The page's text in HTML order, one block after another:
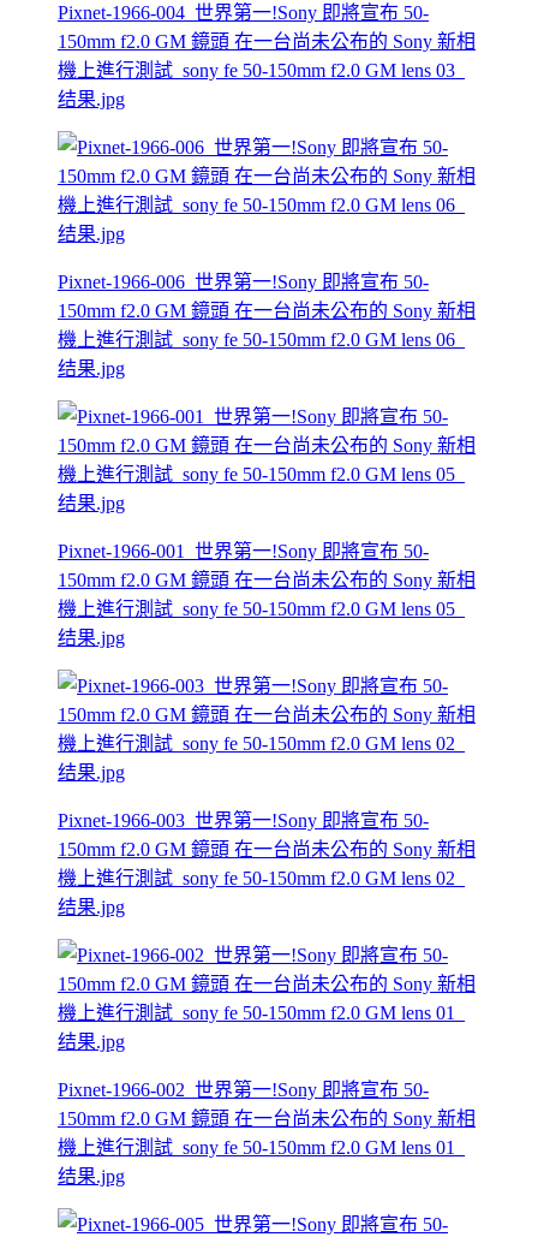
Pixnet-1966-004_世界第一!Sony 即將宣布 50-
150mm f2.0 GM 鏡頭 在一台尚未公布的 Sony 新相
機上進行測試_sony fe 50-150mm f2.0 GM lens 03_
结果.jpg
Pixnet-1966-006_世界第一!Sony 即將宣布 50-
150mm f2.0 GM 鏡頭 在一台尚未公布的 Sony 新相
機上進行測試_sony fe 50-150mm f2.0 GM lens 06_
结果.jpg
Pixnet-1966-001_世界第一!Sony 即將宣布 50-
150mm f2.0 GM 鏡頭 在一台尚未公布的 Sony 新相
機上進行測試_sony fe 50-150mm f2.0 GM lens 05_
结果.jpg
Pixnet-1966-003_世界第一!Sony 即將宣布 50-
150mm f2.0 GM 鏡頭 在一台尚未公布的 Sony 新相
機上進行測試_sony fe 50-150mm f2.0 GM lens 02_
结果.jpg
Pixnet-1966-002_世界第一!Sony 即將宣布 50-
150mm f2.0 GM 鏡頭 在一台尚未公布的 Sony 新相
機上進行測試_sony fe 50-150mm f2.0 GM lens 01_
结果.jpg